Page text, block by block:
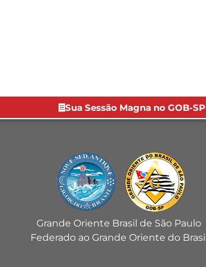
Sua Sessão Magna no GOB-SP
Grande Oriente Brasil de São Paulo
Federado ao Grande Oriente do Brasil